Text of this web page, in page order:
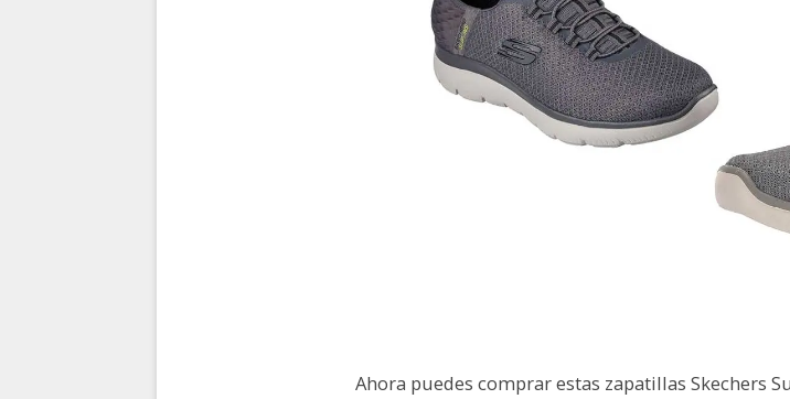
Ahora puedes comprar estas zapatillas Skechers